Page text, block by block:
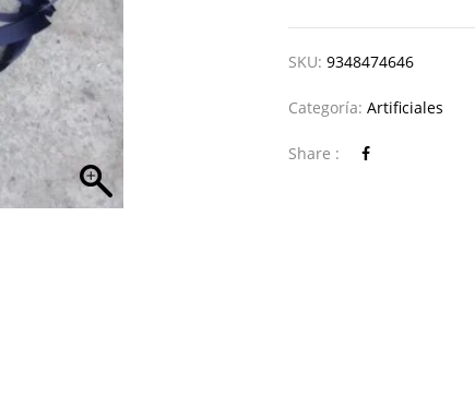
SKU:9348474646
Categoría:Artificiales
Share :